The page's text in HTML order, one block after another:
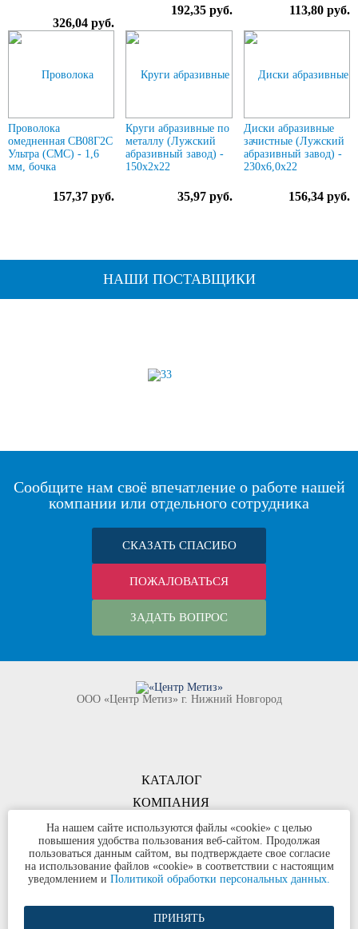
326,04 руб.
192,35 руб. 113,80 руб.
Проволока
омедненная СВ08Г2С
Ультра (СМС) - 1,6
мм, бочка
157,37 руб.
Круги абразивные по
металлу (Лужский
абразивный завод) -
150х2х22
35,97 руб.
Диски абразивные
зачистные (Лужский
абразивный завод) -
230х6,0х22
156,34 руб.
НАШИ ПОСТАВЩИКИ
Сообщите нам своё впечатление о работе нашей
компании или отдельного сотрудника
СКАЗАТЬ СПАСИБО
ПОЖАЛОВАТЬСЯ
ЗАДАТЬ ВОПРОС
КОМПАНИЯ
ООО «Центр Метиз» г. Нижний Новгород
КАТАЛОГ
КОНТАКТЫ
©ООО «Центр Метиз» 2000-2026
Все права защищены
Политика конфиденциальности
На нашем сайте используются файлы «cookie» с целью
повышения удобства пользования веб-сайтом. Продолжая
пользоваться данным сайтом, вы подтверждаете свое согласие
на использование файлов «cookie» в соответствии с настоящим
уведомлением и Политикой обработки персональных данных.
ПРИНЯТЬ